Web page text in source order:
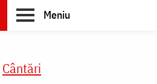
Meniu
Cântări